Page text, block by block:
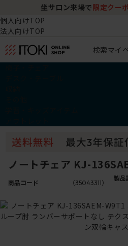
坐サロン来場で 限定クー
個人向けTOP
法人向けTOP
検索マイ
ノートチェア KJ-
商品コード （35043311）
製品